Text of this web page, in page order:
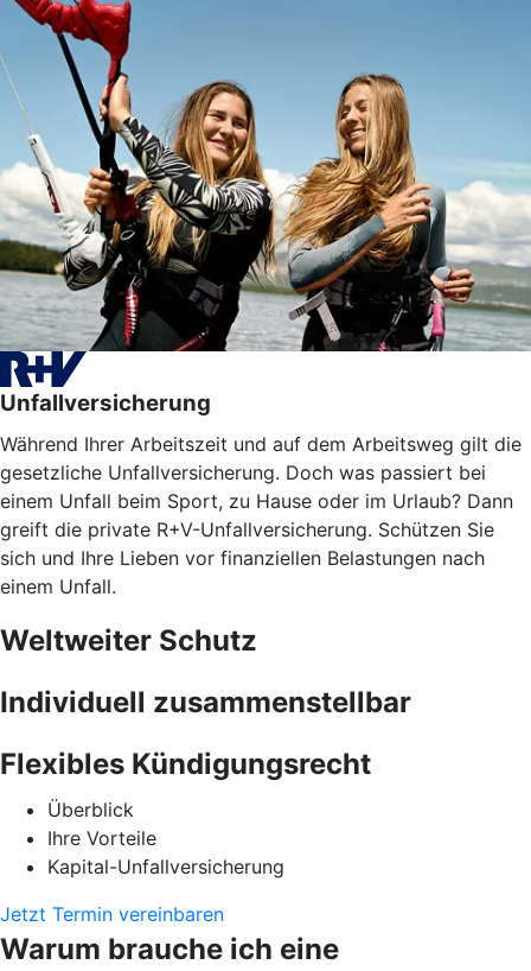
Unfallversicherung
Während Ihrer Arbeitszeit und auf dem Arbeitsweg gilt die
gesetzliche Unfallversicherung. Doch was passiert bei
einem Unfall beim Sport, zu Hause oder im Urlaub? Dann
greift die private R+V-Unfallversicherung. Schützen Sie
sich und Ihre Lieben vor finanziellen Belastungen nach
einem Unfall.
Weltweiter Schutz
Individuell zusammenstellbar
Flexibles Kündigungsrecht
Überblick
Ihre Vorteile
Kapital-Unfallversicherung
Jetzt Termin vereinbaren
Warum brauche ich eine